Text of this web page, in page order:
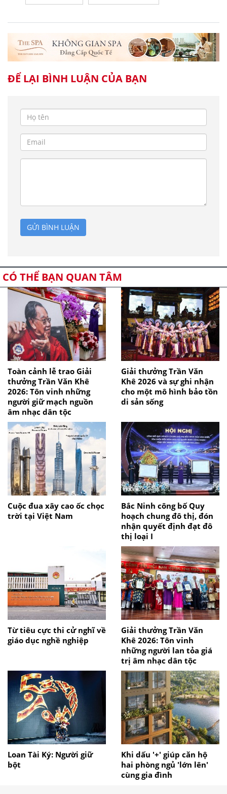
ĐỂ LẠI BÌNH LUẬN CỦA BẠN
GỬI BÌNH LUẬN
CÓ THỂ BẠN QUAN TÂM
Toàn cảnh lễ trao Giải
thưởng Trần Văn Khê
2026: Tôn vinh những
người giữ mạch nguồn
âm nhạc dân tộc
Giải thưởng Trần Văn
Khê 2026 và sự ghi nhận
cho một mô hình bảo tồn
di sản sống
Cuộc đua xây cao ốc chọc
trời tại Việt Nam
Bắc Ninh công bố Quy
hoạch chung đô thị, đón
nhận quyết định đạt đô
thị loại I
Từ tiêu cực thi cử nghĩ về
giáo dục nghề nghiệp
Giải thưởng Trần Văn
Khê 2026: Tôn vinh
những người lan tỏa giá
trị âm nhạc dân tộc
Loan Tài Ký: Người giữ
bột
Khi dấu '+' giúp căn hộ
hai phòng ngủ 'lớn lên'
cùng gia đình